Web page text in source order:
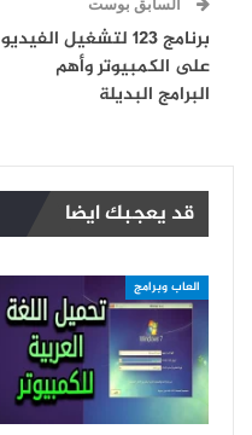
برنامج 123 لتشغيل الفيديو
على الكمبيوتر وأهم
البرامج البديلة
قد يعجبك ايضا
العاب وبرامج